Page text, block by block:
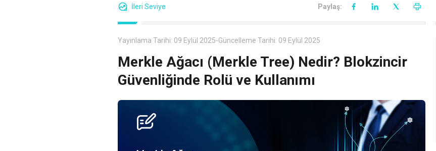
İleri Seviye Paylaş:
Yayınlama Tarihi: 09 Eylül 2025-Güncelleme Tarihi: 09 Eylül 2025
Merkle Ağacı (Merkle Tree) Nedir? Blokzincir
Güvenliğinde Rolü ve Kullanımı